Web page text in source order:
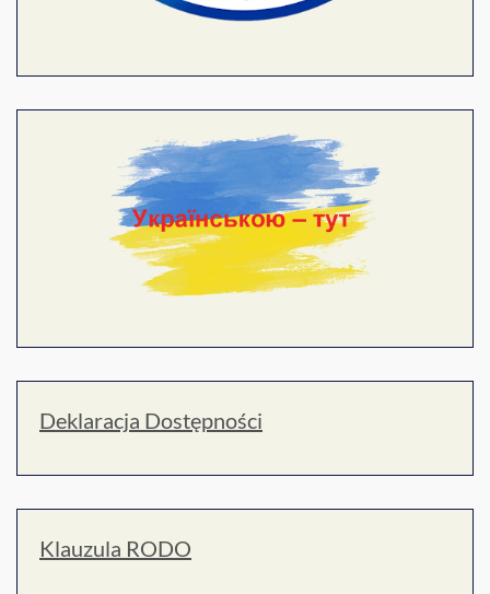
Deklaracja Dostępności
Klauzula RODO